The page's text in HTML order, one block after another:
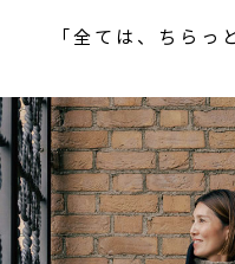
「全ては、ちらっ